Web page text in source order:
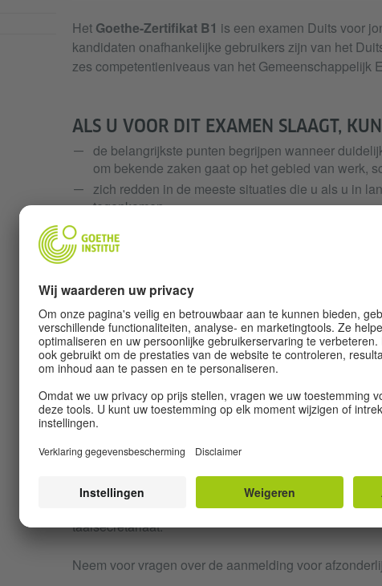
Het Goethe-Zertifikat B1 is een examen Duits voor
kandidaten onafhankelijke gebruikers zijn van het
zes competentieniveaus van het Gemeenschappelijk
ALS U VOOR DIT EXAMEN SLAAGT,
de belangrijkste punten begrijpen wanneer
om bekende zaken gaat op het gebied van werk,
zich redden in de meeste situaties die u als u in
tegenkomen.
eenvoudig en gestructureerd communiceren
belang.
vertellen over ervaringen en gebeurtenissen,
en ambities en een korte onderbouwing of
Volwassenen Jongeren
*) Cursussen/ Examen vrijgesteld van BTW op grond
**) De aangeduide lagere prijs geldt wanneer u niet
aan het Goethe-instituut heeft gevolgd. De 6
de beëindiging van de taalcursus en de datum van
automatisch tijdens het boekingsproces. Als dit niet
taalsecretariaat.
Neem voor vragen over de aanmelding voor